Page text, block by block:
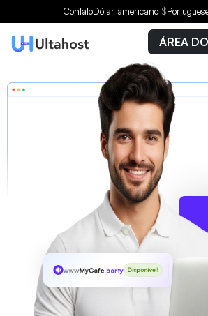
ContatoDólar americano $
ÁREA
wwwMyCafe.party Disponível!